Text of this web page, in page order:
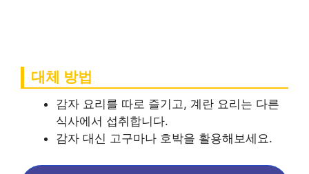
대체 방법
감자 요리를 따로 즐기고, 계란 요리는 다른
식사에서 섭취합니다.
감자 대신 고구마나 호박을 활용해보세요.